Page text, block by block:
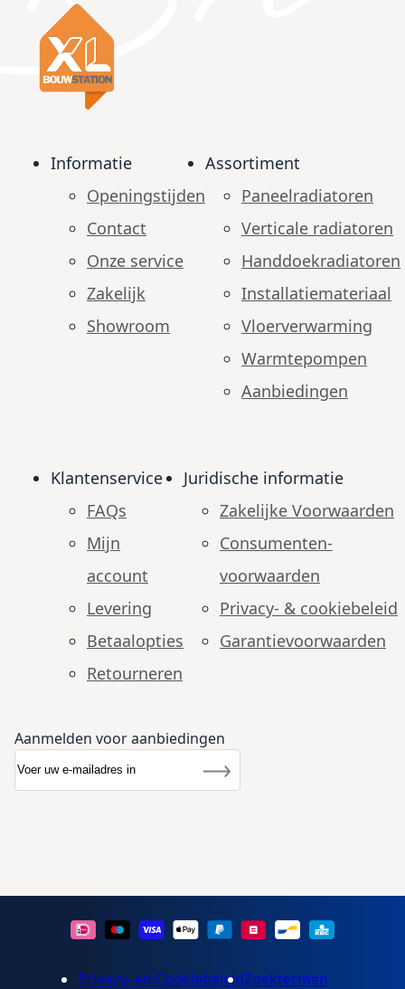
Informatie
Openingstijden
Contact
Onze service
Zakelijk
Showroom
Assortiment
Paneelradiatoren
Verticale radiatoren
Handdoekradiatoren
Installatiemateriaal
Vloerverwarming
Warmtepompen
Aanbiedingen
Klantenservice
FAQs
Mijn
account
Levering
Betaalopties
Retourneren
Juridische informatie
Zakelijke Voorwaarden
Consumenten­
voorwaarden
Privacy- & cookiebeleid
Garantie­voorwaarden
Aanmelden voor aanbiedingen
Nieuwsbrief
Inschrijven
Privacy- en CookiebeleidZoektermen